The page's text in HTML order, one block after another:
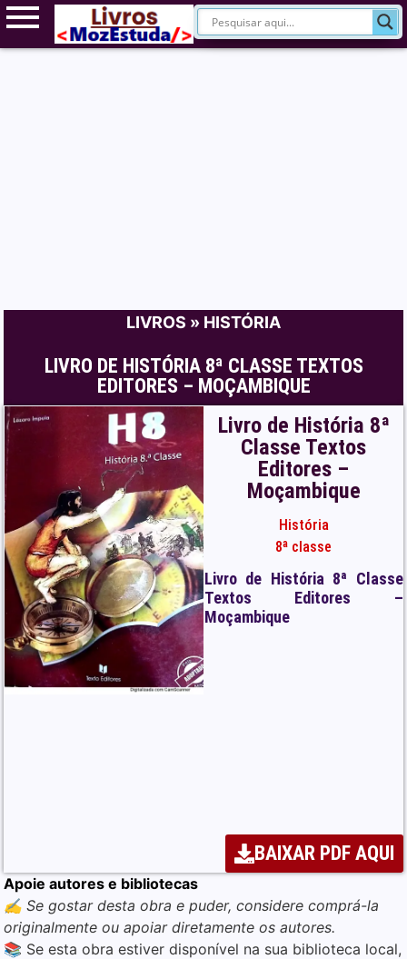
LIVROS » HISTÓRIA
LIVRO DE HISTÓRIA 8ª CLASSE TEXTOS
EDITORES – MOÇAMBIQUE
Livro de História 8ª
Classe Textos
Editores –
Moçambique
História
8ª classe
Livro de História 8ª Classe
Textos Editores –
Moçambique
BAIXAR PDF AQUI
Apoie autores e bibliotecas
✍️ Se gostar desta obra e puder, considere comprá-la
originalmente ou apoiar diretamente os autores.
📚 Se esta obra estiver disponível na sua biblioteca local,